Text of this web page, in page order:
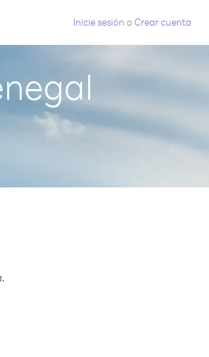
Inicie sesión oCrear cuenta